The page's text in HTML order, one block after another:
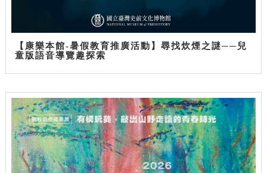
【康樂本館-暑假教育推廣活動】尋找炊煙之謎──兒
童版語音導覽趣探索